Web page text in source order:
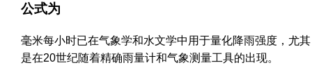
公式为
毫米每小时已在气象学和水文学中用于量化降雨强度，尤其
是在20世纪随着精确雨量计和气象测量工具的出现。